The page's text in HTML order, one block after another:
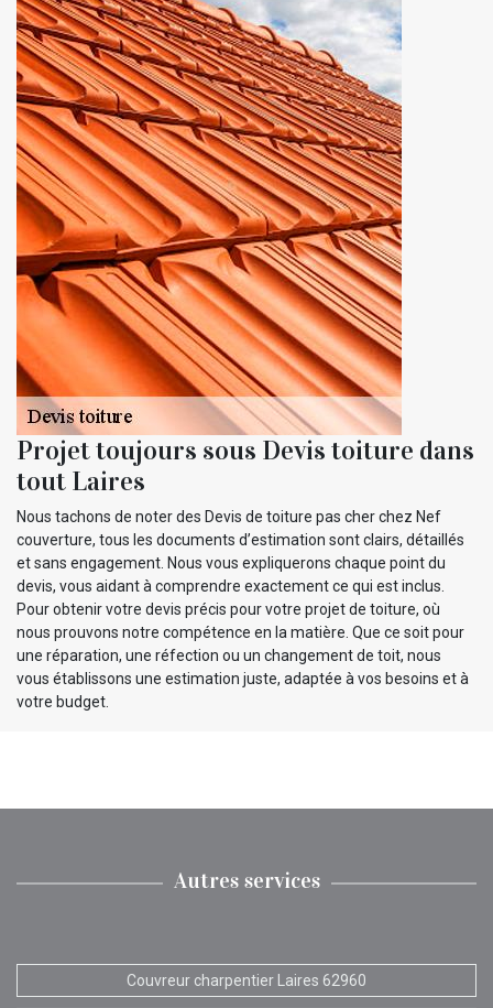
Projet toujours sous Devis toiture dans
tout Laires
Nous tachons de noter des Devis de toiture pas cher chez Nef
couverture, tous les documents d’estimation sont clairs, détaillés
et sans engagement. Nous vous expliquerons chaque point du
devis, vous aidant à comprendre exactement ce qui est inclus.
Pour obtenir votre devis précis pour votre projet de toiture, où
nous prouvons notre compétence en la matière. Que ce soit pour
une réparation, une réfection ou un changement de toit, nous
vous établissons une estimation juste, adaptée à vos besoins et à
votre budget.
Autres services
Couvreur charpentier Laires 62960